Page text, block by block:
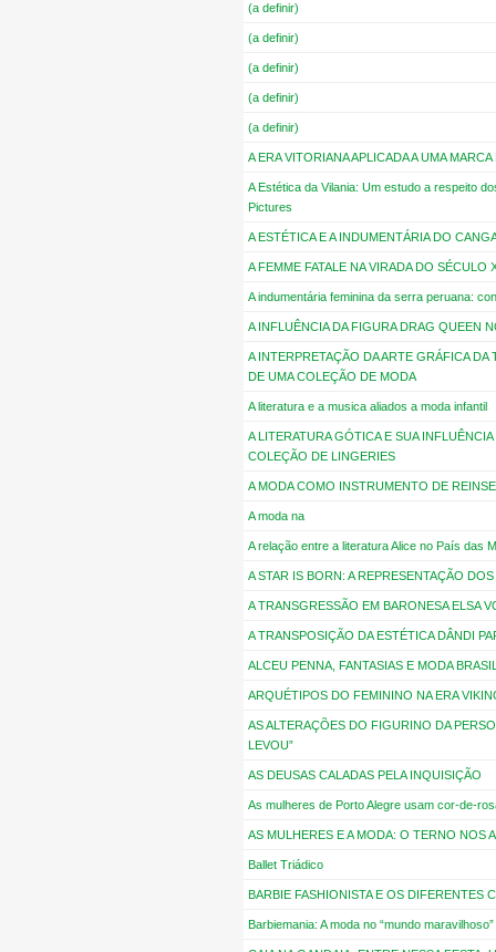
(a definir)
(a definir)
(a definir)
(a definir)
(a definir)
A ERA VITORIANA APLICADA A UMA
A Estética da Vilania: Um estudo a respeito
Pictures
A ESTÉTICA E A INDUMENTÁRIA DO
A FEMME FATALE NA VIRADA DO SÉCULO
A indumentária feminina da serra peruana:
A INFLUÊNCIA DA FIGURA DRAG QUEEN
A INTERPRETAÇÃO DA ARTE GRÁFICA
DE UMA COLEÇÃO DE MODA
A literatura e a musica aliados a moda infantil
A LITERATURA GÓTICA E SUA
COLEÇÃO DE LINGERIES
A MODA COMO INSTRUMENTO DE
A moda na
A relação entre a literatura Alice no País das
A STAR IS BORN: A REPRESENTAÇÃO
A TRANSGRESSÃO EM BARONESA ELSA
A TRANSPOSIÇÃO DA ESTÉTICA DÂNDI
ALCEU PENNA, FANTASIAS E MODA
ARQUÉTIPOS DO FEMININO NA ERA
AS ALTERAÇÕES DO FIGURINO DA
LEVOU”
AS DEUSAS CALADAS PELA INQUISIÇÃO
As mulheres de Porto Alegre usam cor-de-
AS MULHERES E A MODA: O TERNO NOS
Ballet Triádico
BARBIE FASHIONISTA E OS DIFERENTES
Barbiemania: A moda no “mundo